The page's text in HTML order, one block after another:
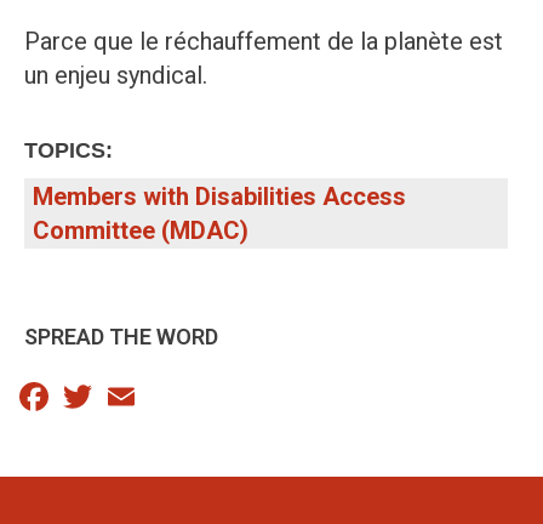
Parce que le réchauffement de la planète est
un enjeu syndical.
TOPICS:
Members with Disabilities Access
Committee (MDAC)
SPREAD THE WORD
Facebook
Twitter